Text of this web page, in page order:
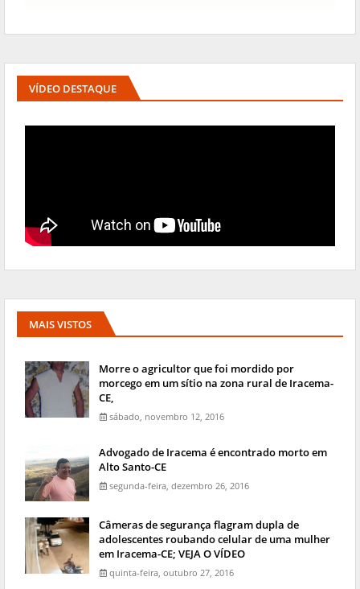
VÍDEO DESTAQUE
MAIS VISTOS
Morre o agricultor que foi mordido por
morcego em um sítio na zona rural de Iracema-
CE,
sábado, novembro 12, 2016
Advogado de Iracema é encontrado morto em
Alto Santo-CE
segunda-feira, dezembro 26, 2016
Câmeras de segurança flagram dupla de
adolescentes roubando celular de uma mulher
em Iracema-CE; VEJA O VÍDEO
quinta-feira, outubro 27, 2016